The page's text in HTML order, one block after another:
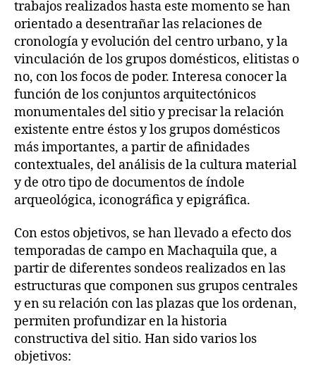
trabajos realizados hasta este momento se han
orientado a desentrañar las relaciones de
cronología y evolución del centro urbano, y la
vinculación de los grupos domésticos, elitistas o
no, con los focos de poder. Interesa conocer la
función de los conjuntos arquitectónicos
monumentales del sitio y precisar la relación
existente entre éstos y los grupos domésticos
más importantes, a partir de afinidades
contextuales, del análisis de la cultura material
y de otro tipo de documentos de índole
arqueológica, iconográfica y epigráfica.
Con estos objetivos, se han llevado a efecto dos
temporadas de campo en Machaquila que, a
partir de diferentes sondeos realizados en las
estructuras que componen sus grupos centrales
y en su relación con las plazas que los ordenan,
permiten profundizar en la historia
constructiva del sitio. Han sido varios los
objetivos: